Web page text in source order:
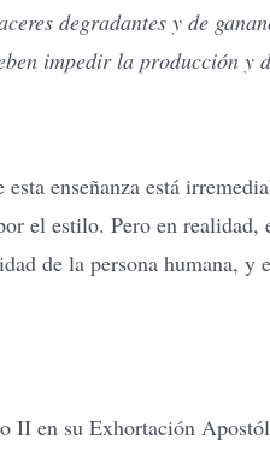
degradantes y de
impedir la producción y
enseñanza está
el estilo. Pero en realidad,
de la persona humana, y
II en su Exhortación